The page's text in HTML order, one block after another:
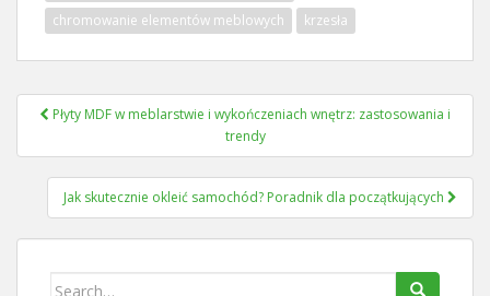
chromowanie elementów meblowych
krzesła
Nawigacja
Płyty MDF w meblarstwie i wykończeniach wnętrz: zastosowania i
trendy
Jak skutecznie okleić samochód? Poradnik dla początkujących
Search